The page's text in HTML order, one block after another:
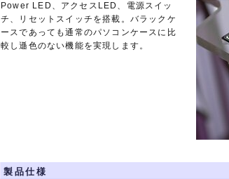
Power LED、アクセスLED、電源スイッ
チ、リセットスイッチを搭載。バラックケ
ースであっても通常のパソコンケースに比
較し遜色のない機能を実現します。
製品仕様